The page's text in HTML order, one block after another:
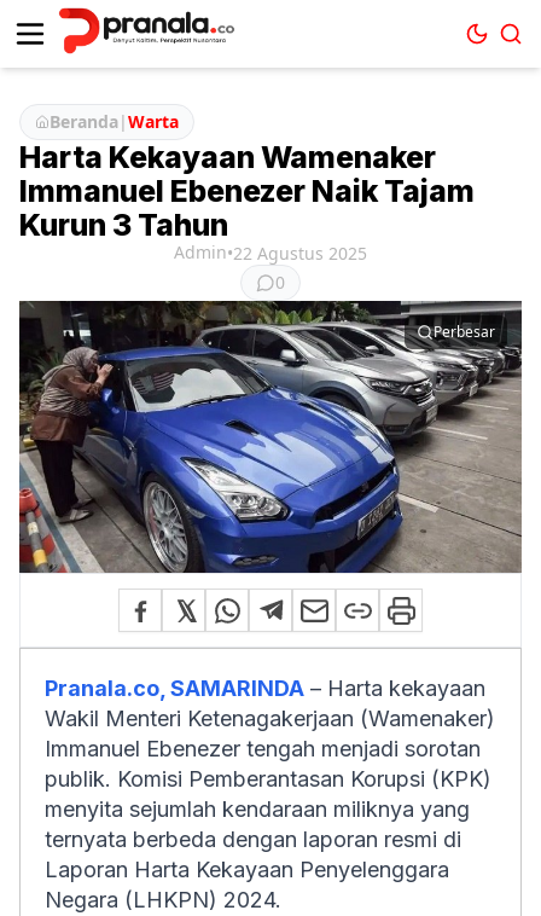
Beranda|Warta
Harta Kekayaan Wamenaker
Immanuel Ebenezer Naik Tajam
Kurun 3 Tahun
Admin•22 Agustus 2025
0
Perbesar
Pranala.co, SAMARINDA – Harta kekayaan
Wakil Menteri Ketenagakerjaan (Wamenaker)
Immanuel Ebenezer tengah menjadi sorotan
publik. Komisi Pemberantasan Korupsi (KPK)
menyita sejumlah kendaraan miliknya yang
ternyata berbeda dengan laporan resmi di
Laporan Harta Kekayaan Penyelenggara
Negara (LHKPN) 2024.